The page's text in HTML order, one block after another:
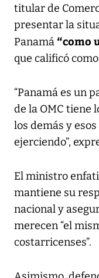
titular de
presentar la
Panamá “como
que calificó
“Panamá es un
de la OMC tiene
los demás y
ejerciendo”,
El ministro
mantiene su
nacional y
merecen “el
costarricenses”.